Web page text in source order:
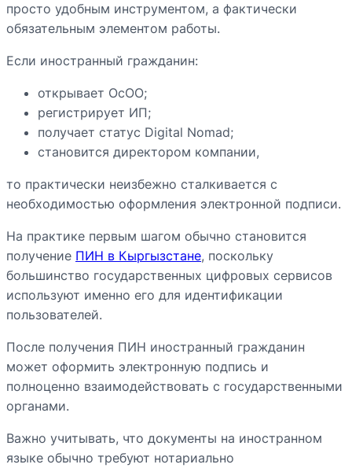
просто удобным инструментом, а фактически
обязательным элементом работы.
Если иностранный гражданин:
открывает ОсОО;
регистрирует ИП;
получает статус Digital Nomad;
становится директором компании,
то практически неизбежно сталкивается с
необходимостью оформления электронной подписи.
На практике первым шагом обычно становится
получение ПИН в Кыргызстане, поскольку
большинство государственных цифровых сервисов
используют именно его для идентификации
пользователей.
После получения ПИН иностранный гражданин
может оформить электронную подпись и
полноценно взаимодействовать с государственными
органами.
Важно учитывать, что документы на иностранном
языке обычно требуют нотариально